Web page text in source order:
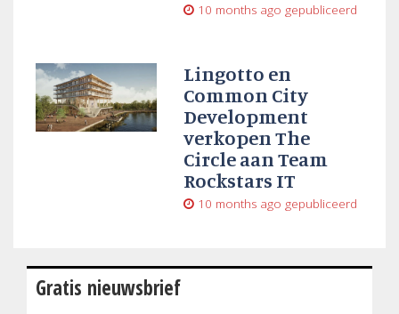
10 months ago gepubliceerd
Lingotto en
Common City
Development
verkopen The
Circle aan Team
Rockstars IT
10 months ago gepubliceerd
Gratis nieuwsbrief